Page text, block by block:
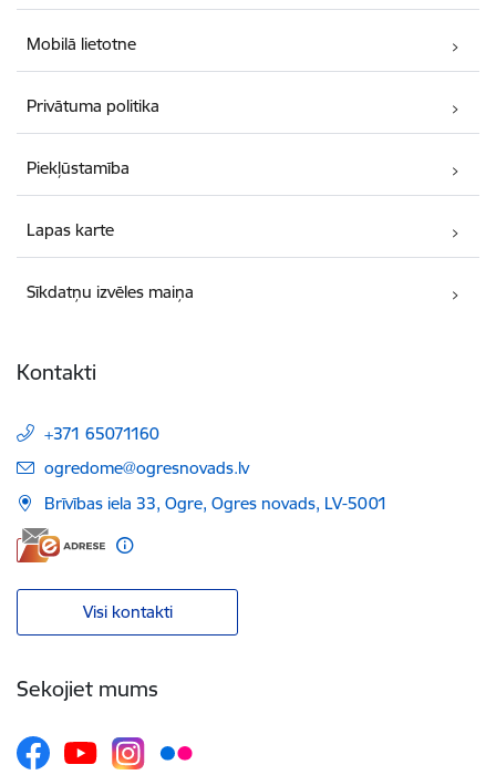
Mobilā lietotne
Privātuma politika
Piekļūstamība
Lapas karte
Sīkdatņu izvēles maiņa
Kontakti
+371 65071160
E-pasts:
ogredome@ogresnovads.lv
Brīvības iela 33, Ogre, Ogres novads, LV-5001
Visi kontakti
Sekojiet mums